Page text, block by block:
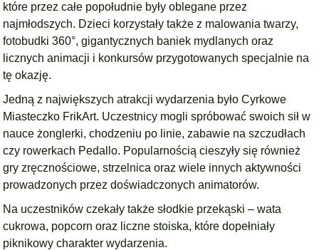
które przez całe popołudnie były oblegane przez
najmłodszych. Dzieci korzystały także z malowania twarzy,
fotobudki 360°, gigantycznych baniek mydlanych oraz
licznych animacji i konkursów przygotowanych specjalnie na
tę okazję.
Jedną z największych atrakcji wydarzenia było Cyrkowe
Miasteczko FrikArt. Uczestnicy mogli spróbować swoich sił w
nauce żonglerki, chodzeniu po linie, zabawie na szczudłach
czy rowerkach Pedallo. Popularnością cieszyły się również
gry zręcznościowe, strzelnica oraz wiele innych aktywności
prowadzonych przez doświadczonych animatorów.
Na uczestników czekały także słodkie przekąski – wata
cukrowa, popcorn oraz liczne stoiska, które dopełniały
piknikowy charakter wydarzenia.